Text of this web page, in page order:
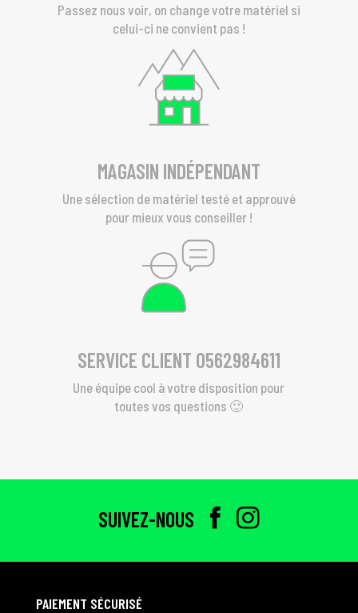
Passez nous voir, on change votre matériel si
celui-ci ne convient pas !
MAGASIN INDÉPENDANT
Une sélection de matériel testé et approuvé
pour mieux vous conseiller !
SERVICE CLIENT 0562984611
Une équipe cool à votre disposition pour
toutes vos questions 🙂
SUIVEZ-NOUS
PAIEMENT SÉCURISÉ